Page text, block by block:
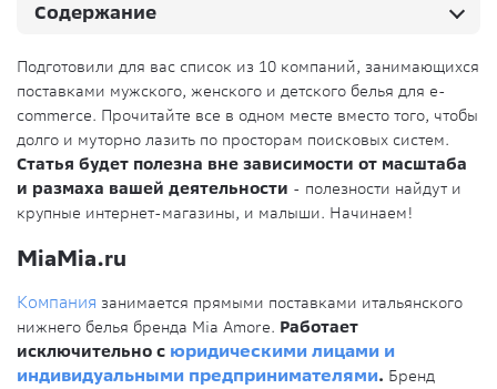
Подготовили для вас список из 10 компаний, занимающихся
поставками мужского, женского и детского белья для e-
commerce. Прочитайте все в одном месте вместо того, чтобы
долго и муторно лазить по просторам поисковых систем.
Статья будет полезна вне зависимости от масштаба
и размаха вашей деятельности - полезности найдут и
крупные интернет-магазины, и малыши. Начинаем!
MiaMia.ru
Компания занимается прямыми поставками итальянского
нижнего белья бренда Mia Amore. Работает
исключительно с юридическими лицами и
индивидуальными предпринимателями. Бренд
Содержание